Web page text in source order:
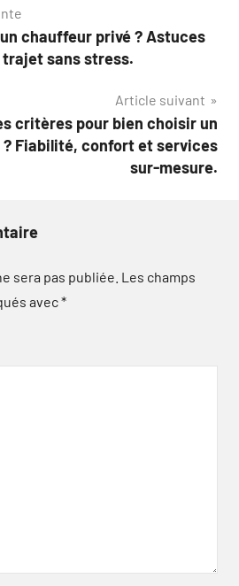
chauffeur privé ? Astuces
sans stress.
Article suivant
critères pour bien choisir un
Fiabilité, confort et services
sur-mesure.
sera pas publiée. Les champs
avec*